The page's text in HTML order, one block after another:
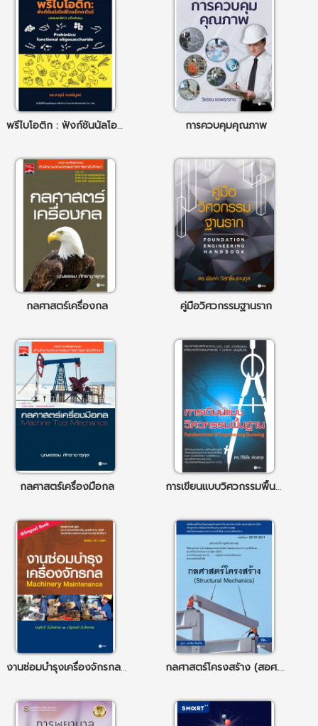
พรีไบโอติก : ฟังก์ชันนัลโอลิโกแซ็กคาไรด์ ฉพ. 2 การควบคุมคุณภาพ
กลศาสตร์เครื่องกล คู่มือวิศวกรรมฐานราก
กลศาสตร์เครื่องมือกล การเขียนแบบวิศวกรรมพื้นฐาน
งานซ่อมบำรุงเครื่องจักรกล : Machinery Maintenance (Bilingual Book) (รหัสวิชา 2111-2007) กลศาสตร์โครงสร้าง (สอศ.) (รหัสวิชา 20121-2011)